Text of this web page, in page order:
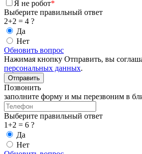
Я не робот*
Выберите правильный ответ
2+2 = 4 ?
Да
Нет
Обновить вопрос
Нажимая кнопку Отправить, вы
персональных данных.
Позвонить
заполните форму и мы перезвоним в
Выберите правильный ответ
1+2 = 6 ?
Да
Нет